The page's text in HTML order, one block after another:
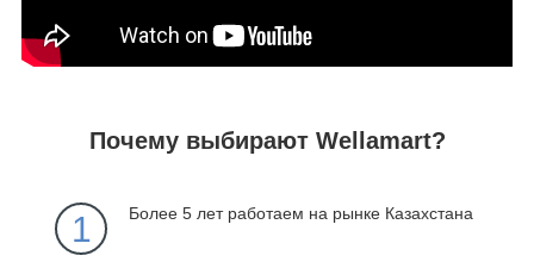
Почему выбирают Wellamart?
1 Более 5 лет работаем на рынке Казахстана